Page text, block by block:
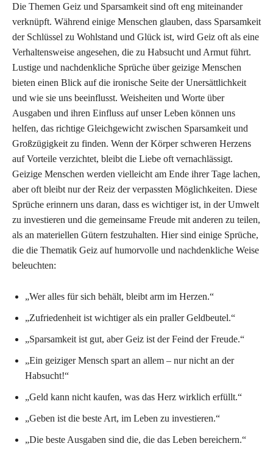
Die Themen Geiz und Sparsamkeit sind oft eng miteinander
verknüpft. Während einige Menschen glauben, dass Sparsamkeit
der Schlüssel zu Wohlstand und Glück ist, wird Geiz oft als eine
Verhaltensweise angesehen, die zu Habsucht und Armut führt.
Lustige und nachdenkliche Sprüche über geizige Menschen
bieten einen Blick auf die ironische Seite der Unersättlichkeit
und wie sie uns beeinflusst. Weisheiten und Worte über
Ausgaben und ihren Einfluss auf unser Leben können uns
helfen, das richtige Gleichgewicht zwischen Sparsamkeit und
Großzügigkeit zu finden. Wenn der Körper schweren Herzens
auf Vorteile verzichtet, bleibt die Liebe oft vernachlässigt.
Geizige Menschen werden vielleicht am Ende ihrer Tage lachen,
aber oft bleibt nur der Reiz der verpassten Möglichkeiten. Diese
Sprüche erinnern uns daran, dass es wichtiger ist, in der Umwelt
zu investieren und die gemeinsame Freude mit anderen zu teilen,
als an materiellen Gütern festzuhalten. Hier sind einige Sprüche,
die die Thematik Geiz auf humorvolle und nachdenkliche Weise
beleuchten:
„Wer alles für sich behält, bleibt arm im Herzen.“
„Zufriedenheit ist wichtiger als ein praller Geldbeutel.“
„Sparsamkeit ist gut, aber Geiz ist der Feind der Freude.“
„Ein geiziger Mensch spart an allem – nur nicht an der
Habsucht!“
„Geld kann nicht kaufen, was das Herz wirklich erfüllt.“
„Geben ist die beste Art, im Leben zu investieren.“
„Die beste Ausgaben sind die, die das Leben bereichern.“